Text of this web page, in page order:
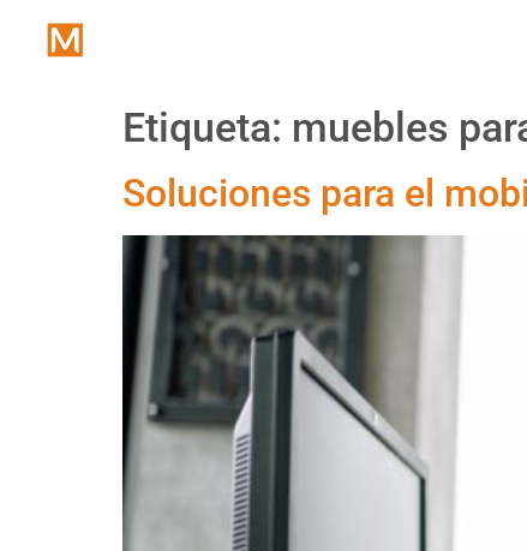
Etiqueta: muebles
Soluciones para el